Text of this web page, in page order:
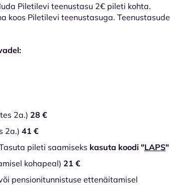
Piletilevi teenustasu 2€ pileti kohta.
koos Piletilevi teenustasuga. Teenustasude
2a.) 28 €
2a.) 41 €
pileti saamiseks kasuta koodi "LAPS"
kohapeal) 21 €
pensionitunnistuse ettenäitamisel